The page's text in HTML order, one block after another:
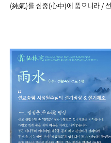
(純氣)를 심중(心中)에 품으니라 /